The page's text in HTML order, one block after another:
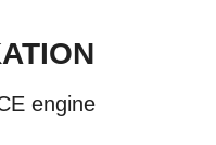
engine